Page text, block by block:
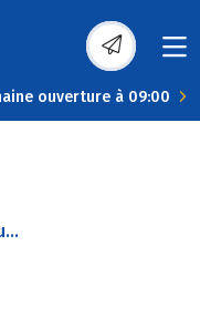
ouverture à 09:00